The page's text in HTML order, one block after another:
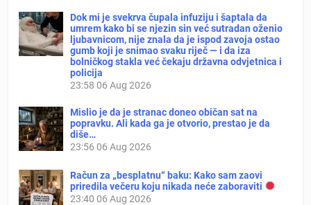
Dok mi je svekrva čupala infuziju i šaptala da
umrem kako bi se njezin sin već sutradan oženio
ljubavnicom, nije znala da je ispod zavoja ostao
gumb koji je snimao svaku riječ — i da iza
bolničkog stakla već čekaju državna odvjetnica i
policija
23:58 06 Aug 2026
Mislio je da je stranac doneo običan sat na
popravku. Ali kada ga je otvorio, prestao je da
diše…
23:56 06 Aug 2026
Račun za „besplatnu“ baku: Kako sam zaovi
priredila večeru koju nikada neće zaboraviti
23:40 06 Aug 2026